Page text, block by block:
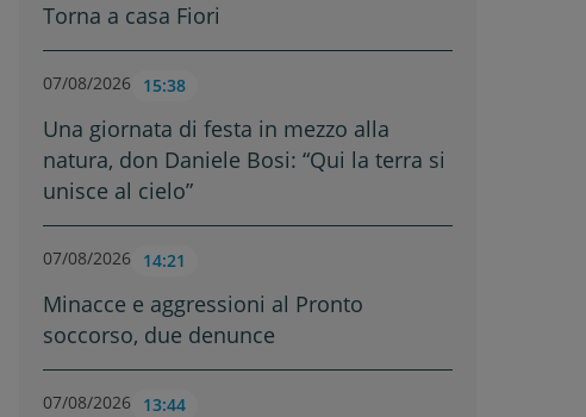
Torna a casa Fiori
07/08/2026 15:38
Una giornata di festa in mezzo alla
natura, don Daniele Bosi: “Qui la terra si
unisce al cielo”
07/08/2026 14:21
Minacce e aggressioni al Pronto
soccorso, due denunce
07/08/2026 13:44